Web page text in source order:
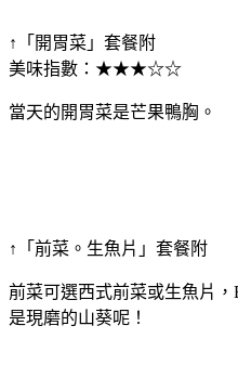
↑「開胃菜」套餐附
美味指數：★★★☆☆
當天的開胃菜是芒果鴨胸。
↑「前菜。生魚片」套餐附
前菜可選西式前菜或生魚片
是現磨的山葵呢！